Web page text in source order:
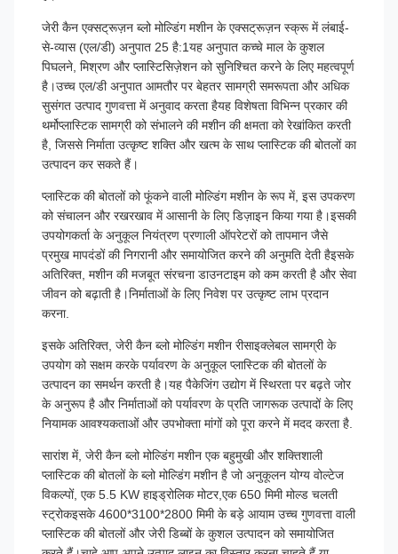
जेरी कैन एक्सट्रूज़न ब्लो मोल्डिंग मशीन के एक्सट्रूज़न स्क्रू में लंबाई-
से-व्यास (एल/डी) अनुपात 25 है:1यह अनुपात कच्चे माल के कुशल
पिघलने, मिश्रण और प्लास्टिसिज़ेशन को सुनिश्चित करने के लिए महत्वपूर्ण
है।उच्च एल/डी अनुपात आमतौर पर बेहतर सामग्री समरूपता और अधिक
सुसंगत उत्पाद गुणवत्ता में अनुवाद करता हैयह विशेषता विभिन्न प्रकार की
थर्मोप्लास्टिक सामग्री को संभालने की मशीन की क्षमता को रेखांकित करती
है, जिससे निर्माता उत्कृष्ट शक्ति और खत्म के साथ प्लास्टिक की बोतलों का
उत्पादन कर सकते हैं।
प्लास्टिक की बोतलों को फूंकने वाली मोल्डिंग मशीन के रूप में, इस उपकरण
को संचालन और रखरखाव में आसानी के लिए डिज़ाइन किया गया है।इसकी
उपयोगकर्ता के अनुकूल नियंत्रण प्रणाली ऑपरेटरों को तापमान जैसे
प्रमुख मापदंडों की निगरानी और समायोजित करने की अनुमति देती हैइसके
अतिरिक्त, मशीन की मजबूत संरचना डाउनटाइम को कम करती है और सेवा
जीवन को बढ़ाती है।निर्माताओं के लिए निवेश पर उत्कृष्ट लाभ प्रदान
करना.
इसके अतिरिक्त, जेरी कैन ब्लो मोल्डिंग मशीन रीसाइक्लेबल सामग्री के
उपयोग को सक्षम करके पर्यावरण के अनुकूल प्लास्टिक की बोतलों के
उत्पादन का समर्थन करती है।यह पैकेजिंग उद्योग में स्थिरता पर बढ़ते जोर
के अनुरूप है और निर्माताओं को पर्यावरण के प्रति जागरूक उत्पादों के लिए
नियामक आवश्यकताओं और उपभोक्ता मांगों को पूरा करने में मदद करता है.
सारांश में, जेरी कैन ब्लो मोल्डिंग मशीन एक बहुमुखी और शक्तिशाली
प्लास्टिक की बोतलों के ब्लो मोल्डिंग मशीन है जो अनुकूलन योग्य वोल्टेज
विकल्पों, एक 5.5 KW हाइड्रोलिक मोटर,एक 650 मिमी मोल्ड चलती
स्ट्रोकइसके 4600*3100*2800 मिमी के बड़े आयाम उच्च गुणवत्ता वाली
प्लास्टिक की बोतलों और जेरी डिब्बों के कुशल उत्पादन को समायोजित